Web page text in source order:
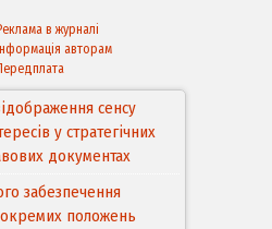
в журналі
Інформація авторам
сенсу
у стратегічних
документах
забезпечення
окремих положень